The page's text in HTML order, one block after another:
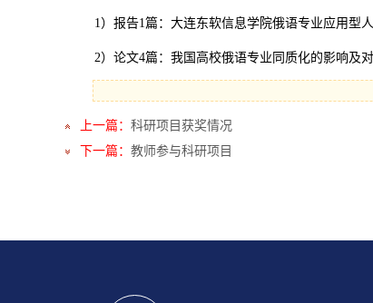
1）报告1篇：大连东软信息学院俄语专业应用型
2）论文4篇：我国高校俄语专业同质化的影响及
上一篇： 科研项目获奖情况
下一篇： 教师参与科研项目